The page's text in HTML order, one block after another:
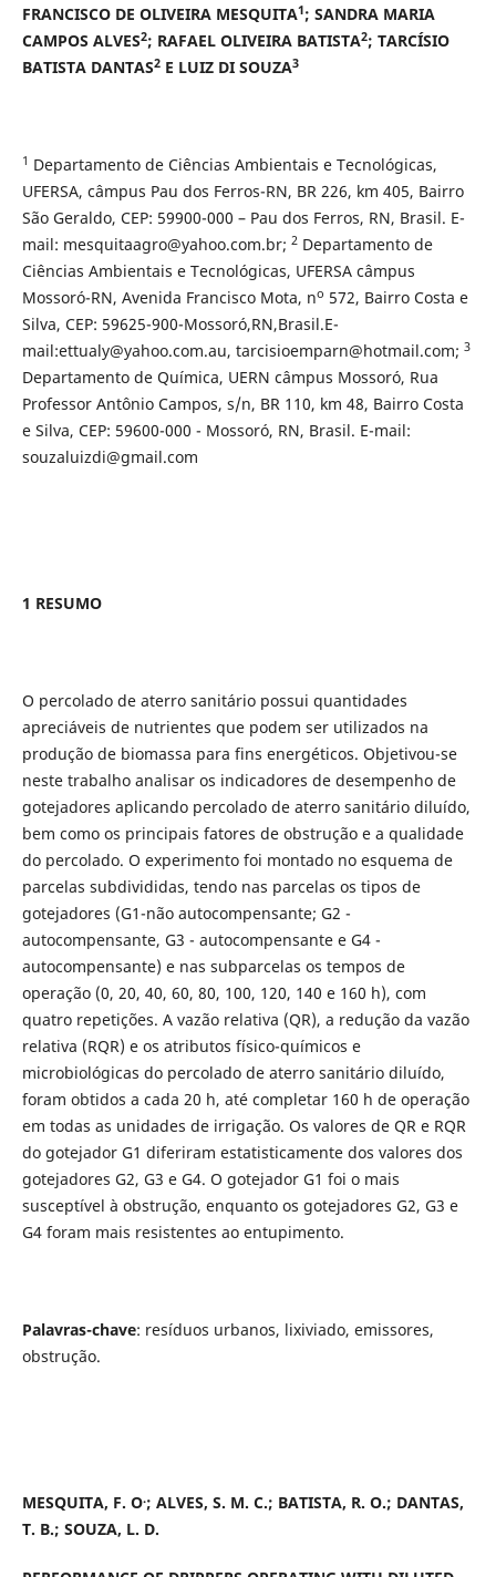
FRANCISCO DE OLIVEIRA MESQUITA1; SANDRA MARIA
CAMPOS ALVES2; RAFAEL OLIVEIRA BATISTA2; TARCÍSIO
BATISTA DANTAS2E LUIZ DI SOUZA3
1 Departamento de Ciências Ambientais e Tecnológicas,
UFERSA, câmpus Pau dos Ferros-RN, BR 226, km 405, Bairro
São Geraldo, CEP: 59900-000 – Pau dos Ferros, RN, Brasil. E-
mail: mesquitaagro@yahoo.com.br; 2Departamento de
Ciências Ambientais e Tecnológicas, UFERSA câmpus
Mossoró-RN, Avenida Francisco Mota, no 572, Bairro Costa e
Silva, CEP: 59625-900-Mossoró,RN,Brasil.E-
mail:ettualy@yahoo.com.au, tarcisioemparn@hotmail.com; 3
Departamento de Química, UERN câmpus Mossoró, Rua
Professor Antônio Campos, s/n, BR 110, km 48, Bairro Costa
e Silva, CEP: 59600-000 - Mossoró, RN, Brasil. E-mail:
souzaluizdi@gmail.com
1 RESUMO
O percolado de aterro sanitário possui quantidades
apreciáveis de nutrientes que podem ser utilizados na
produção de biomassa para fins energéticos. Objetivou-se
neste trabalho analisar os indicadores de desempenho de
gotejadores aplicando percolado de aterro sanitário diluído,
bem como os principais fatores de obstrução e a qualidade
do percolado. O experimento foi montado no esquema de
parcelas subdivididas, tendo nas parcelas os tipos de
gotejadores (G1-não autocompensante; G2 -
autocompensante, G3 - autocompensante e G4 -
autocompensante) e nas subparcelas os tempos de
operação (0, 20, 40, 60, 80, 100, 120, 140 e 160 h), com
quatro repetições. A vazão relativa (QR), a redução da vazão
relativa (RQR) e os atributos físico-químicos e
microbiológicas do percolado de aterro sanitário diluído,
foram obtidos a cada 20 h, até completar 160 h de operação
em todas as unidades de irrigação. Os valores de QR e RQR
do gotejador G1 diferiram estatisticamente dos valores dos
gotejadores G2, G3 e G4. O gotejador G1 foi o mais
susceptível à obstrução, enquanto os gotejadores G2, G3 e
G4 foram mais resistentes ao entupimento.
Palavras-chave: resíduos urbanos, lixiviado, emissores,
obstrução.
MESQUITA, F. O.; ALVES, S. M. C.; BATISTA, R. O.; DANTAS,
T. B.; SOUZA, L. D.